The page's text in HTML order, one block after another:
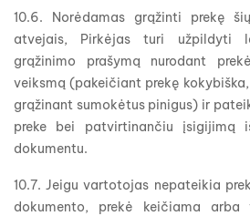
10.6. Norėdamas grąžinti prekę
atvejais, Pirkėjas turi užpildyti
grąžinimo prašymą nurodant
veiksmą (pakeičiant prekę
grąžinant sumokėtus pinigus) ir
preke bei patvirtinančiu įsigijimą
dokumentu.
10.7. Jeigu vartotojas nepateikia
dokumento, prekė keičiama